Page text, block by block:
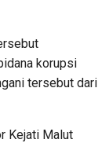
korupsi
tersebut dari
Kejati Malut